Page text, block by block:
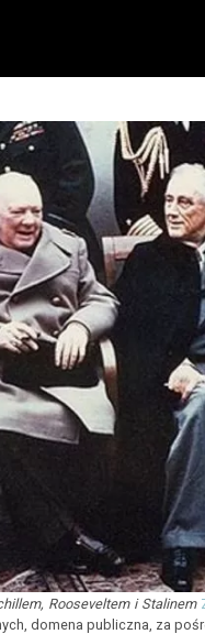
Rooseveltem i Stalinem
domena publiczna, za